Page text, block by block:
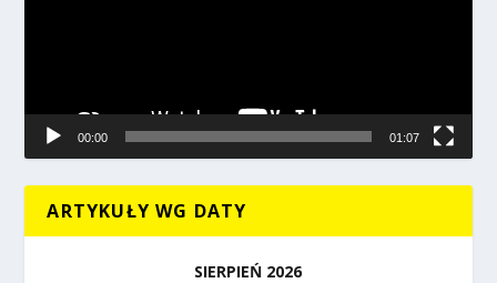
00:00 01:07
ARTYKUŁY WG DATY
SIERPIEŃ 2026